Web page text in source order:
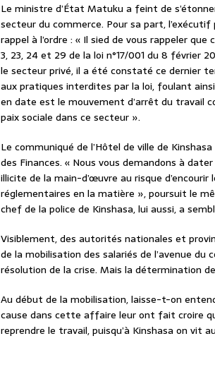
Le ministre d’État Matuku a feint de
secteur du commerce. Pour sa part,
rappel à l’ordre : « Il sied de vous rappeler
3, 23, 24 et 29 de la loi n°17/001 du 8 février
le secteur privé, il a été constaté ce dernier
aux pratiques interdites par la loi, foulant
en date est le mouvement d’arrêt du travail
paix sociale dans ce secteur ».
Le communiqué de l’Hôtel de ville de
des Finances. « Nous vous demandons à
illicite de la main-d’œuvre au risque
réglementaires en la matière », poursuit le
chef de la police de Kinshasa, lui aussi, a
Visiblement, des autorités nationales et
de la mobilisation des salariés de l’avenue
résolution de la crise. Mais la détermination
Au début de la mobilisation, laisse-t-on
cause dans cette affaire leur ont fait croire
reprendre le travail, puisqu’à Kinshasa on vit